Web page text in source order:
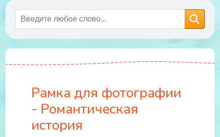
Рамка для фотографии
- Романтическая
история